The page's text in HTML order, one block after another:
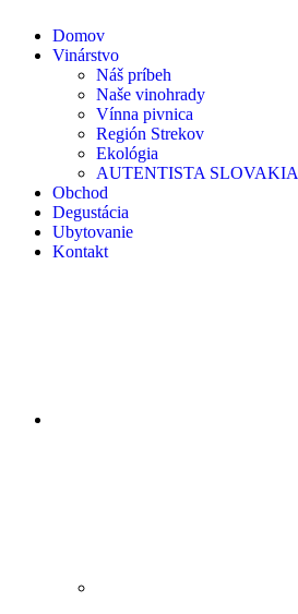
Domov
Vinárstvo
Náš príbeh
Naše vinohrady
Vínna pivnica
Región Strekov
Ekológia
AUTENTISTA SLOVAKIA
Obchod
Degustácia
Ubytovanie
Kontakt